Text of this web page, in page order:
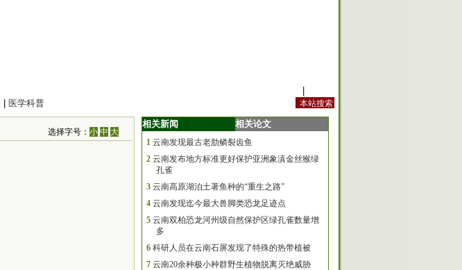
医学科普
选择字号：小 中 大
相关新闻 相关论文
1 云南发现最古老肋鳞裂齿鱼
2 云南发布地方标准更好保护亚洲象滇金丝猴绿
孔雀
3 云南高原湖泊土著鱼种的“重生之路”
4 云南发现迄今最大兽脚类恐龙足迹点
5 云南双柏恐龙河州级自然保护区绿孔雀数量增
多
6 科研人员在云南石屏发现了特殊的热带植被
7 云南20余种极小种群野生植物脱离灭绝威胁